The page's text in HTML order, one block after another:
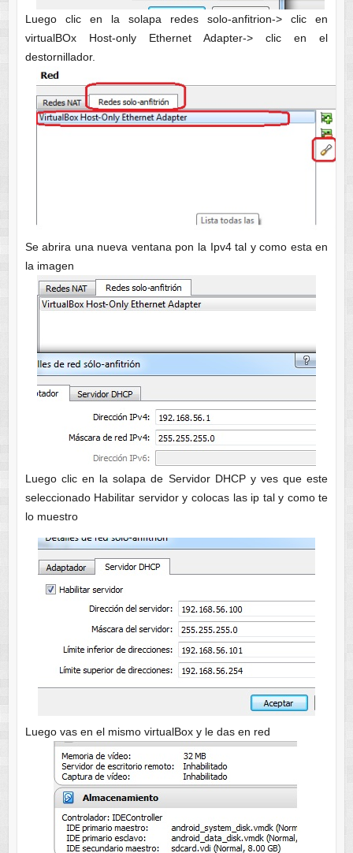
Luego clic en la solapa redes solo-anfitrion-> clic en
virtualBOx Host-only Ethernet Adapter-> clic en el
destornillador.
Se abrira una nueva ventana pon la Ipv4 tal y como esta en
la imagen
Luego clic en la solapa de Servidor DHCP y ves que este
seleccionado Habilitar servidor y colocas las ip tal y como te
lo muestro
Luego vas en el mismo virtualBox y le das en red